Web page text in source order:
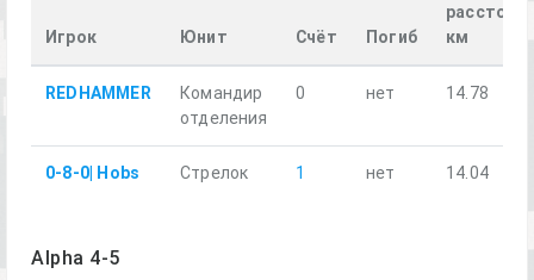
Игрок Юнит Счёт Погиб
км
REDHAMMER
Командир
отделения
0 нет 14.78
0-8-0| Hobs Стрелок 1 нет 14.04
Alpha 4-5